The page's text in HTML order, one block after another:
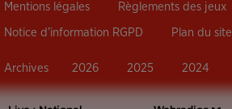
Mentions légales Règlements des jeux
Notice d’information RGPD Plan du site
Archives 2026 2025 2024